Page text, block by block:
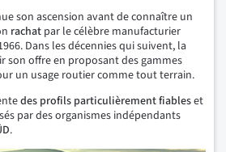
son ascension avant de connaître un
rachat par le célèbre manufacturier
Dans les décennies qui suivent, la
son offre en proposant des gammes
un usage routier comme tout terrain.
des profils particulièrement fiableset
par des organismes indépendants
.